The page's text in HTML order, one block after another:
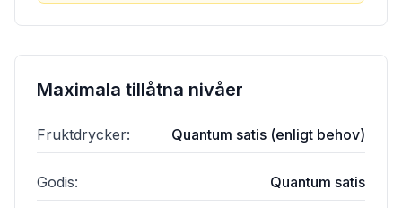
Maximala tillåtna nivåer
Fruktdrycker: Quantum satis (enligt behov)
Godis: Quantum satis